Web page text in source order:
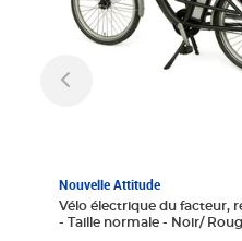
Nouvelle Attitude
Vélo électrique du facteur,
- Taille normale - Noir/